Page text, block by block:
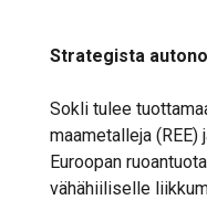
Strategista
Sokli tulee
maametalleja
Euroopan
vähähiiliselle